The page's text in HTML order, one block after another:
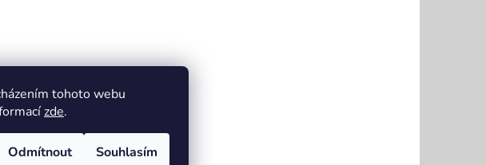
tohoto webu
zde.
Odmítnout Souhlasím